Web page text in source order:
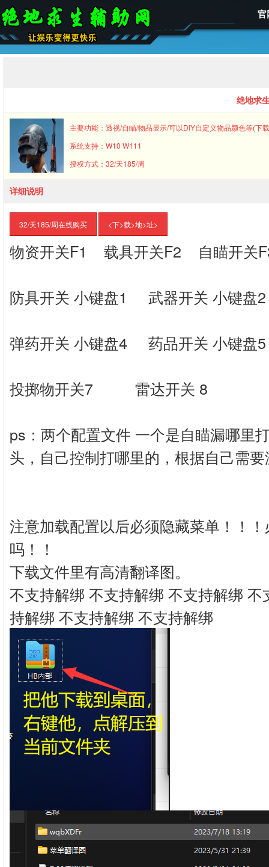
官
绝地求
主要功能：透视/自瞄/物品显示/可以DIY自定义物品颜色等(下
系统支持：W10 W111
授权方式：32/天185/周
详细说明
32/天185/周在线购买 <下>载>地>址>
物资开关F1 载具开关F2 自瞄开关
防具开关 小键盘1 武器开关 小键
弹药开关 小键盘4 药品开关 小键
投掷物开关7 雷达开关 8
ps：两个配置文件 一个是自瞄漏哪里
头，自己控制打哪里的，根据自己需
注意加载配置以后必须隐藏菜单！！
吗！！
下载文件里有高清翻译图。
不支持解绑 不支持解绑 不支持解绑
持解绑 不支持解绑 不支持解绑